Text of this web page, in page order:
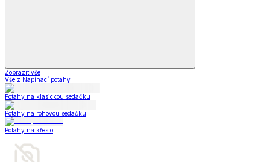
Zobrazit vše
Vše z Napínací potahy
Potahy na klasickou sedačku
Potahy na rohovou sedačku
Potahy na křeslo